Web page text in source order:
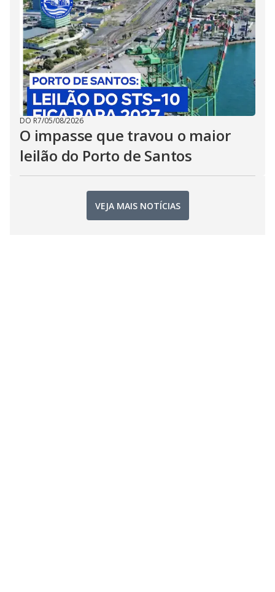
DO R7/05/08/2026
O impasse que travou o maior
leilão do Porto de Santos
VEJA MAIS NOTÍCIAS